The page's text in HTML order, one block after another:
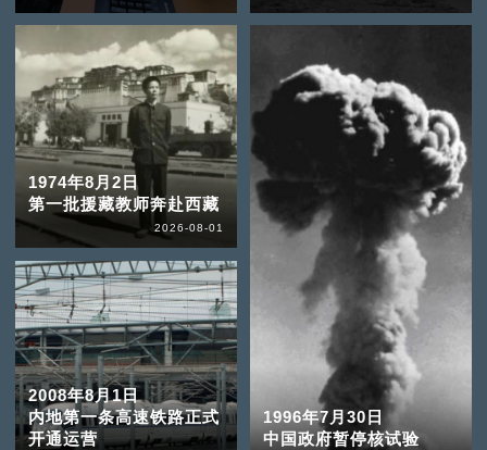
1974年8月2日
第一批援藏教师奔赴西藏
2026-08-01
2008年8月1日
内地第一条高速铁路正式
开通运营
1996年7月30日
中国政府暂停核试验